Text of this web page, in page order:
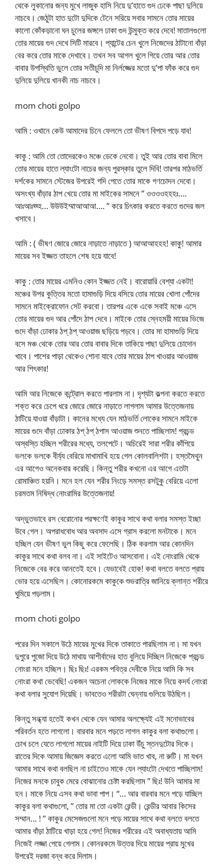
থেকে লুকানোর জন্য মুখে লাজুক হাসি নিয়ে দু’হাতে গুদ ঢেকে পাছা দুলিয়ে
নাচবে। জেঠুটা হাত দুটো দুদিকে টেনে সরিয়ে সবার সামনে তোর মায়ের
কালো কোঁকড়ানো ঘন চুলের জঙ্গলে ঢাকা গুদ উন্মুক্ত করে দেবে! মাতালগুলো
তোর মায়ের গুদ দেখে সিটি মারবে। প্যান্টের চেন খুলে নিজেদের ঠাটানো বাঁড়া
বের করে তোর মাকে দেখাবে। তখন সব আগল খুলে গিয়ে তোর আর তোর
বাবার উপস্থিতি ভুলে তোর সতীচুদি মা নির্লজ্জের মতো দু’পা ফাঁক করে গুদ
দুলিয়ে দুলিয়ে খানকী নাচ নাচবে।
mom choti golpo
আমি : ওখানে কেউ আমাদের চিনে ফেললে তো ভীষণ বিপদে পড়ে যাব!
কাকু : আমি তো তোদেরকেও মঞ্চে ডেকে নেবো। তুই আর তোর বাবা মিলে
তোর মায়ের হাতে ল্যাংটো নাচের জন্য পুরস্কার তুলে দিবি! তারপর মাঠভর্তি
দর্শকের সামনে স্টেজের উপরেই গদি পেতে তোর মাকে গণচোদন দেবো।
অসংখ্য বাঁড়ার ঠাপ খেয়ে তোর মা মাইকের সামনে ” ওওওওহহহঃ….
আঃআঃহ্হ্হ… উউউইম্মাআআআ…. ” করে চিৎকার করতে করতে গুদের জল
খসাবে।
আমি : ( ভীষণ জোরে জোরে নাড়াতে নাড়াতে ) আআআহহহ! কাকু! আমার
মায়ের সব ইজ্জত তাহলে শেষ হয়ে যাবে!
কাকু : তোর মায়ের এমনিও কোন ইজ্জত নেই। বারোয়ারি বেশ্যা একটা!
মঞ্চের উপর কুত্তির মতো হামাগুড়ি দিয়ে বসিয়ে তোর মায়ের খোলা পোঁদের
সামনে মাইক্রোফোন সেট করবো। তারপর একে একে সবাই মঞ্চে এসে
তোর মায়ের গুদ আর পোঁদে ঠাপ দেবে। মাইকে তোর স্নেহময়ী মায়ের ভিজে
গুদে বাঁড়া ঢোকার ঠপ্ ঠপ্ আওয়াজ ছড়িয়ে পড়বে। তোর মা হামাগুড়ি দিয়ে
বসে মঞ্চ থেকে তোর আর তোর বাবার দিকে তাকিয়ে পাছা দুলিয়ে চোদোন
খাবে। পাশের পাড়া থেকেও শোনা যাবে তোর মায়ের ঠাপ খাওয়ার আওয়াজ
আর শিৎকার!
আমি আর নিজেকে কন্ট্রোল করতে পারলাম না। দৃশ্যটা কল্পনা করতে করতে
শক্ত করে চেপে ধরে জোরে জোরে নাড়াতে লাগলাম আমার উত্তেজনায়
ঠাটিয়ে যাওয়া বাঁড়াটা। কানের মধ্যে যেন মাঠভর্তি লোকের সামনে মাইকে
মায়ের গুদে বাঁড়া ঢোকার ঠপ্ ঠপ্ ঠপাস আওয়াজ শুনতে পাচ্ছিলাম! প্রচন্ড
অস্বস্তি হচ্ছিল শরীরের মধ্যে, তলপেটে। অচিরেই সারা শরীর কাঁপিয়ে
ভলকে ভলকে বীর্য্য বেরিয়ে মাখামাখি হয়ে গেল কোলবালিশটা। হস্তমৈথুন
এর আগেও অনেকবার করেছি। কিন্তু শরীর কখনো এর আগে এতটা
রোমাঞ্চিত হয়নি। মনে হল যেন শরীর নিংড়ে সমস্ত রসটুকু বেরিয়ে এলো
চরমতম নিষিদ্ধ নোংরামির উত্তেজনায়!
অদ্ভুতভাবে রস বেরোনোর পরক্ষণেই কাকুর সাথে কথা বলার সমস্ত ইচ্ছা
উবে গেল। অপরাধবোধ আর অবসাদ এসে গ্রাস করলো মনটাকে। মনে
হচ্ছিল যেন ভীষণ ভুল কিছু করে ফেলেছি। ঠিক করলাম আর কোনদিন
কাকুর সাথে কথা বলব না। এই সাইটেও আসবোনা। এই নোংরামি থেকে
নিজেকে বের করে আনতেই হবে। যেভাবেই হোক! কথা বলতে বলতে প্রায়
ভোর হয়ে এসেছিল। কোনোরকমে কাকুকে শুভরাত্রি জানিয়ে ক্লান্ত শরীরে
ঘুমিয়ে পড়লাম।
mom choti golpo
পরের দিন সকালে উঠে মায়ের মুখের দিকে তাকাতে পারছিলাম না। মা যখন
দুপুরে পুজো দিয়ে উঠে মাথায় আশীর্বাদের হাত বুলিয়ে দিচ্ছিল নিজেকে প্রচন্ড
নোংরা মনে হচ্ছিল। ছিঃ ছিঃ! এরকম পবিত্র দেবীকে নিয়ে আমি কি সব
নোংরা কথা ভেবেছি! একজন অচেনা লোককে নিজের মাকে নিয়ে কদর্য নোংরা
কথা বলার সুযোগ দিয়েছি। ভাবতেও শরীরটা ঘেন্নায় গুলিয়ে উঠছিল।
কিন্তু সন্ধ্যা হতেই কখন থেকে যেন আমার অলক্ষ্যেই এই মনোভাবের
পরিবর্তন হতে লাগলো। বারবার মনে পড়তে লাগল কাকুর বলা কথাগুলো।
চোখ চলে যেতে লাগলো মায়ের নাইটি দিয়ে ঢাকা উঁচু স্তনদুটোর দিকে।
রাতের দিকে আমায় জিজ্ঞেস করতে এলো আমি ভাত খাব, না রুটি। মা যখন
আমার সাথে কথা বলছিল না চাইতেও মাকে যেন ল্যাংটো দেখতে পাচ্ছিলাম!
নিজের মনকে চাবুক মেরে বোঝানোর চেষ্টা করছিলাম ” ছিঃ! উনি আমার মা
হন। মাকে নিয়ে এসব কথা ভাবা পাপ। “… আর বারবার মনে পড়ে যাচ্ছিল
কাকুর বলা কথাগুলো, ” তোর মা তো একটা রেন্ডী। রেন্ডীর আবার কিসের
সম্মান… ! ” কাকুর মেসেজগুলো মনে পড়ে মায়ের সাথে কথা বলতে বলতে
আমার বাঁড়া ঠাটিয়ে খাড়া হয়ে গেল! নিজের শরীরের এই অবাধ্যতায় আমি
নিজেই লজ্জা পেয়ে গেলাম। কোনরকমে উত্তর দিয়ে মায়ের প্রায় মুখের
উপরেই দরজা বন্ধ করে দিলাম।